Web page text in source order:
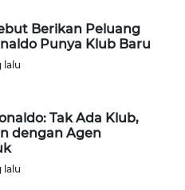
Berikan Peluang
Punya Klub Baru
lalu
Tak Ada Klub,
dengan Agen
lalu